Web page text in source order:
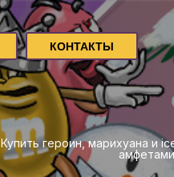
КОНТАКТЫ
Купить героин, марихуана и